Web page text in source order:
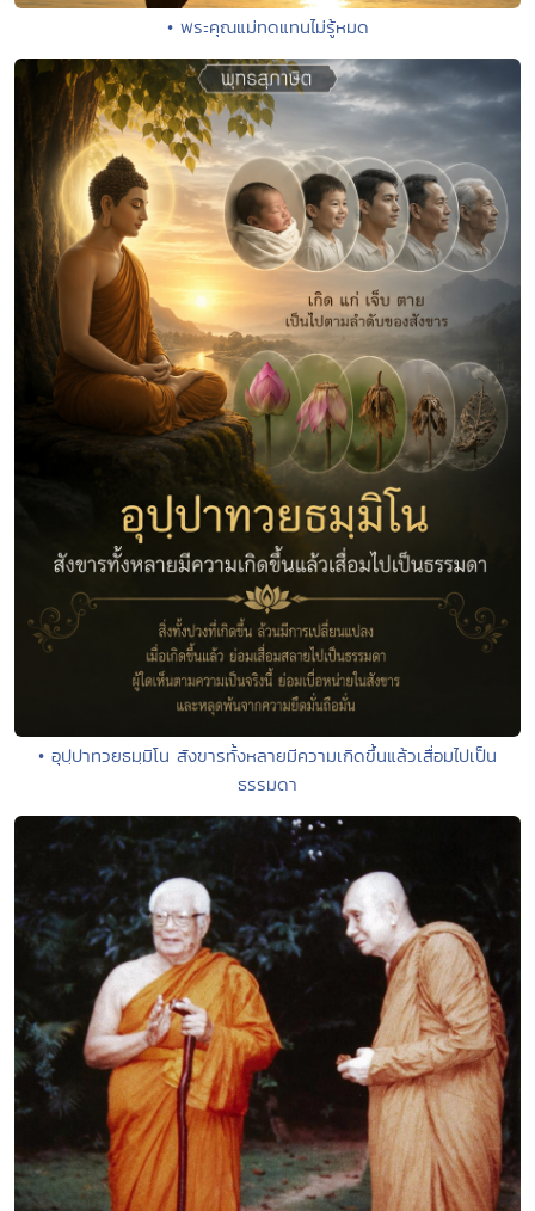
• พระคุณแม่ทดแทนไม่รู้หมด
• อุปฺปาทวยธมฺมิโน สังขารทั้งหลายมีความเกิดขึ้นแล้วเสื่อมไปเป็น
ธรรมดา